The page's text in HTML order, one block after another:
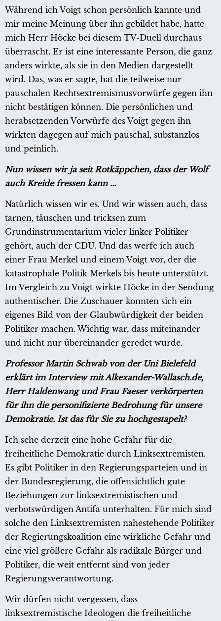
Während ich Voigt schon persönlich kannte und
mir meine Meinung über ihn gebildet habe, hatte
mich Herr Höcke bei diesem TV-Duell durchaus
überrascht. Er ist eine interessante Person, die ganz
anders wirkte, als sie in den Medien dargestellt
wird. Das, was er sagte, hat die teilweise nur
pauschalen Rechtsextremismusvorwürfe gegen ihn
nicht bestätigen können. Die persönlichen und
herabsetzenden Vorwürfe des Voigt gegen ihn
wirkten dagegen auf mich pauschal, substanzlos
und peinlich.
Nun wissen wir ja seit Rotkäppchen, dass der Wolf
auch Kreide fressen kann ...
Natürlich wissen wir es. Und wir wissen auch, dass
tarnen, täuschen und tricksen zum
Grundinstrumentarium vieler linker Politiker
gehört, auch der CDU. Und das werfe ich auch
einer Frau Merkel und einem Voigt vor, der die
katastrophale Politik Merkels bis heute unterstützt.
Im Vergleich zu Voigt wirkte Höcke in der Sendung
authentischer. Die Zuschauer konnten sich ein
eigenes Bild von der Glaubwürdigkeit der beiden
Politiker machen. Wichtig war, dass miteinander
und nicht nur übereinander geredet wurde.
Professor Martin Schwab von der Uni Bielefeld
erklärt im Interview mit Alkexander-Wallasch.de,
Herr Haldenwang und Frau Faeser verkörperten
für ihn die personifizierte Bedrohung für unsere
Demokratie. Ist das für Sie zu hochgestapelt?
Ich sehe derzeit eine hohe Gefahr für die
freiheitliche Demokratie durch Linksextremisten.
Es gibt Politiker in den Regierungsparteien und in
der Bundesregierung, die offensichtlich gute
Beziehungen zur linksextremistischen und
verbotswürdigen Antifa unterhalten. Für mich sind
solche den Linksextremisten nahestehende Politiker
der Regierungskoalition eine wirkliche Gefahr und
eine viel größere Gefahr als radikale Bürger und
Politiker, die weit entfernt sind von jeder
Regierungsverantwortung.
Wir dürfen nicht vergessen, dass
linksextremistische Ideologen die freiheitliche